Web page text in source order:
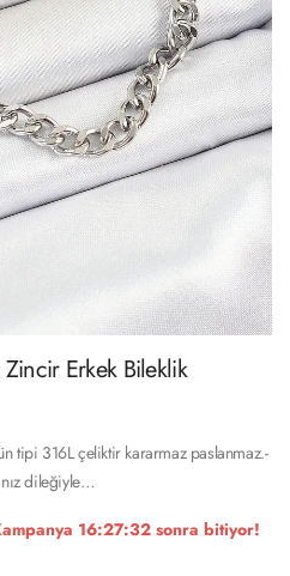
Erkek Bileklik
tipi 316L çeliktir kararmaz paslanmaz.-
dileğiyle…
16:27:32 sonra bitiyor!